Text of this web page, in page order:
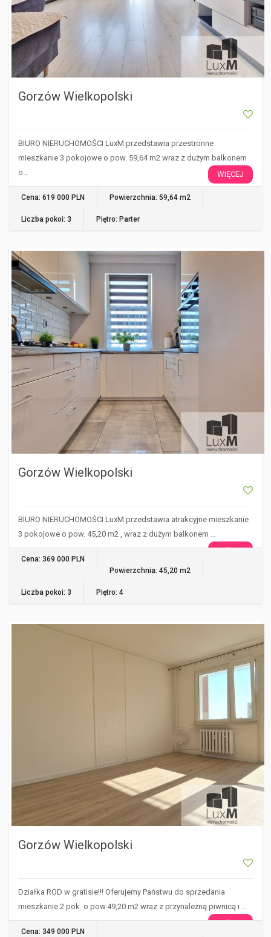
Gorzów Wielkopolski
BIURO NIERUCHOMOŚCI LuxM przedstawia przestronne
mieszkanie 3 pokojowe o pow. 59,64 m2 wraz z dużym balkonem
o…
WIĘCEJ
Cena: 619 000 PLN Powierzchnia: 59,64 m2
Liczba pokoi: 3 Piętro: Parter
GORZÓW WIELKOPOLSKI
Gorzów Wielkopolski
BIURO NIERUCHOMOŚCI LuxM przedstawia atrakcyjne mieszkanie
3 pokojowe o pow. 45,20 m2 , wraz z dużym balkonem …
WIĘCEJ
Cena: 369 000 PLN
Powierzchnia: 45,20 m2
Liczba pokoi: 3 Piętro: 4
GORZÓW WIELKOPOLSKI
Gorzów Wielkopolski
Działka ROD w gratisie!!! Oferujemy Państwu do sprzedania
mieszkanie 2 pok. o pow.49,20 m2 wraz z przynależną piwnicą i …
WIĘCEJ
Cena: 349 000 PLN